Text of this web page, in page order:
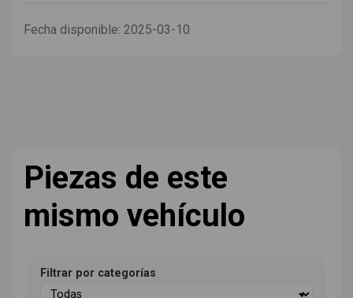
Fecha disponible: 2025-03-10
Piezas de este
mismo vehículo
Filtrar por categorías